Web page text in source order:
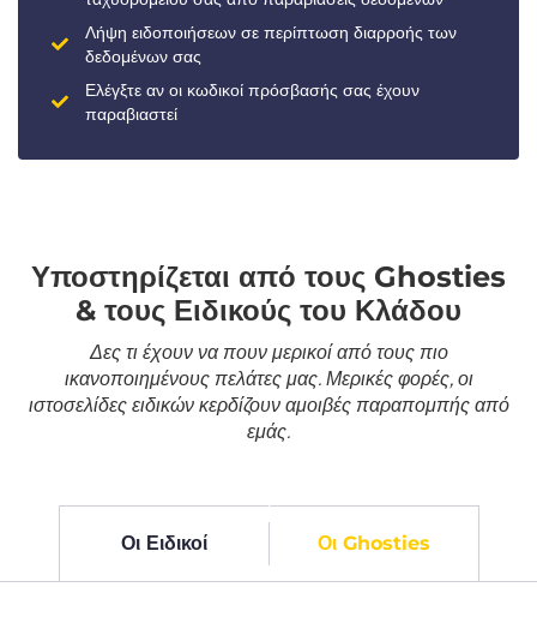
Λήψη ειδοποιήσεων σε περίπτωση διαρροής των
δεδομένων σας
Ελέγξτε αν οι κωδικοί πρόσβασής σας έχουν
παραβιαστεί
Υποστηρίζεται από τους Ghosties
& τους Ειδικούς του Κλάδου
Δες τι έχουν να πουν μερικοί από τους πιο
ικανοποιημένους πελάτες μας. Μερικές φορές, οι
ιστοσελίδες ειδικών κερδίζουν αμοιβές παραπομπής από
εμάς.
Οι Ειδικοί Οι Ghosties